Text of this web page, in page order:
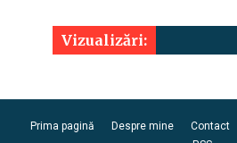
Vizualizări:
Prima pagină Despre mine Contact